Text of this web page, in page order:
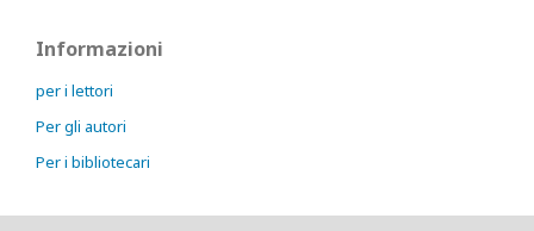
Informazioni
per i lettori
Per gli autori
Per i bibliotecari